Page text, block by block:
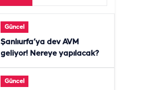
Güncel
Şanlıurfa’ya dev AVM
geliyor! Nereye yapılacak?
Güncel